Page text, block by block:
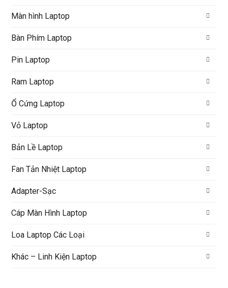
Màn hình Laptop
Bàn Phím Laptop
Pin Laptop
Ram Laptop
Ổ Cứng Laptop
Vỏ Laptop
Bản Lề Laptop
Fan Tản Nhiệt Laptop
Adapter-Sạc
Cáp Màn Hình Laptop
Loa Laptop Các Loại
Khác – Linh Kiện Laptop